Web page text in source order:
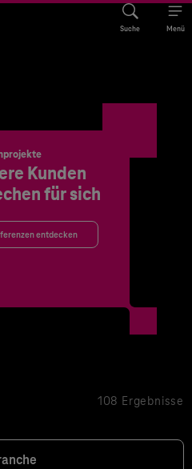
Suche Menü
Kunden
für sich
entdecken
108 Ergebnisse